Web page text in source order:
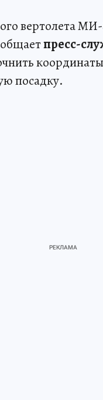
вертолета МИ-
пресс-
посадку.